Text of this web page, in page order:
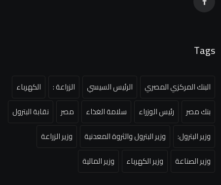
Tags
البنك المركزي المصري الرئيس السيسي الزراعة :
الكهرباء
بنك مصر
رئيس الوزراء سلامة الغذاء مصر
نقابة البترول
وزير البترول:
وزير البترول والثروة المعدنية
وزير الزراعة
وزير الصناعة
وزير الكهرباء وزير المالية